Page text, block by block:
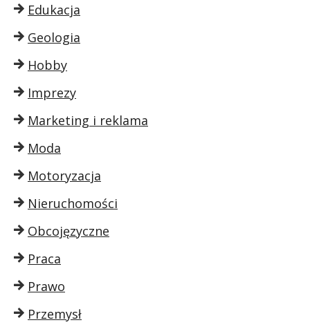
Edukacja
Geologia
Hobby
Imprezy
Marketing i reklama
Moda
Motoryzacja
Nieruchomości
Obcojęzyczne
Praca
Prawo
Przemysł